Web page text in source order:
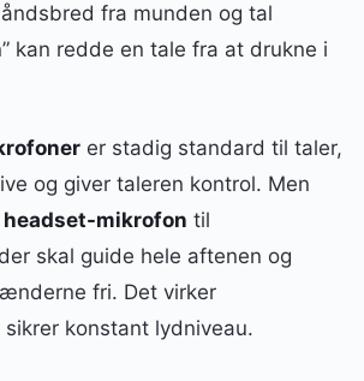
fra munden og tal
kan redde en tale fra at drukne i
er stadig standard til taler,
og giver taleren kontrol. Men
headset-mikrofon til
skal guide hele aftenen og
fri. Det virker
konstant lydniveau.